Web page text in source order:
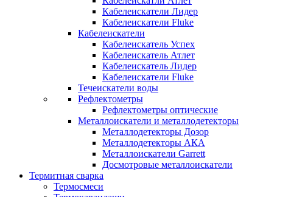
Кабелеискатели Лидер
Кабелеискатели Fluke
Кабелеискатели
Кабелеискатель Успех
Кабелеискатель Атлет
Кабелеискатель Лидер
Кабелеискатели Fluke
Течеискатели воды
Рефлектометры
Рефлектометры оптические
Металлоискатели и металлодетекторы
Металлодетекторы Дозор
Металлодетекторы АКА
Металлоискатели Garrett
Досмотровые металлоискатели
Термитная сварка
Термосмеси